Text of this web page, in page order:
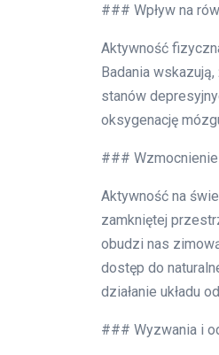
### Wpływ na
Aktywność
Badania
stanów
oksygenację
### Wzmocnienie
Aktywność na
zamkniętej
obudzi nas
dostęp do
działanie układu
### Wyzwania i